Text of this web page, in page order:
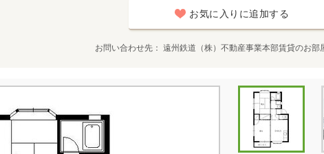
お気に入りに追加する
お問い合わせ先 遠州鉄道（株）不動産事業本部賃貸のお部